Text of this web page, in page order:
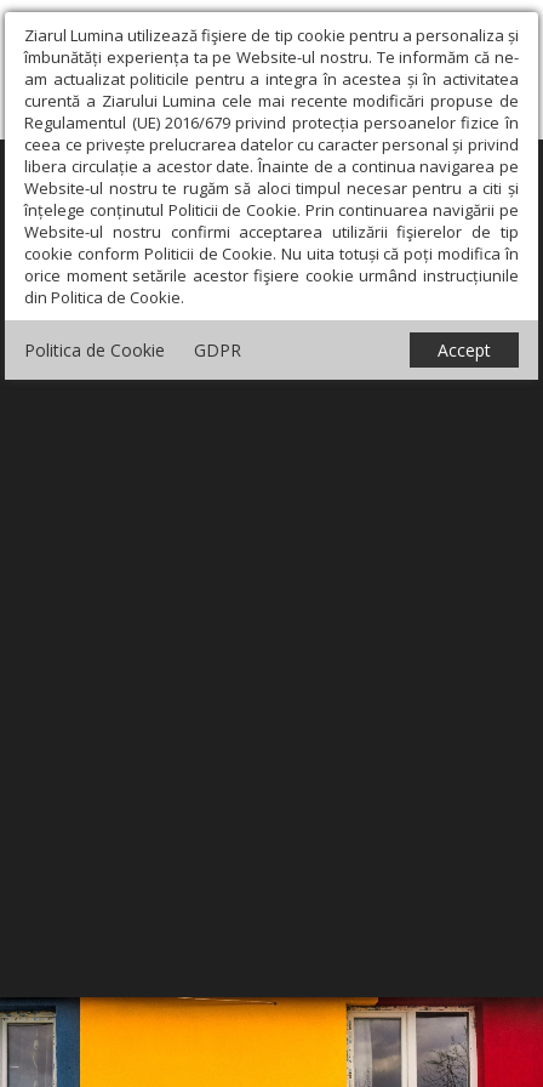
Ziarul Lumina utilizează fişiere de tip cookie pentru a personaliza și
îmbunătăți experiența ta pe Website-ul nostru. Te informăm că ne-
am actualizat politicile pentru a integra în acestea și în activitatea
curentă a Ziarului Lumina cele mai recente modificări propuse de
Regulamentul (UE) 2016/679 privind protecția persoanelor fizice în
ceea ce privește prelucrarea datelor cu caracter personal și privind
libera circulație a acestor date. Înainte de a continua navigarea pe
Website-ul nostru te rugăm să aloci timpul necesar pentru a citi și
înțelege conținutul Politicii de Cookie. Prin continuarea navigării pe
Website-ul nostru confirmi acceptarea utilizării fişierelor de tip
cookie conform Politicii de Cookie. Nu uita totuși că poți modifica în
orice moment setările acestor fişiere cookie urmând instrucțiunile
din Politica de Cookie.
Politica de Cookie GDPR Accept
×